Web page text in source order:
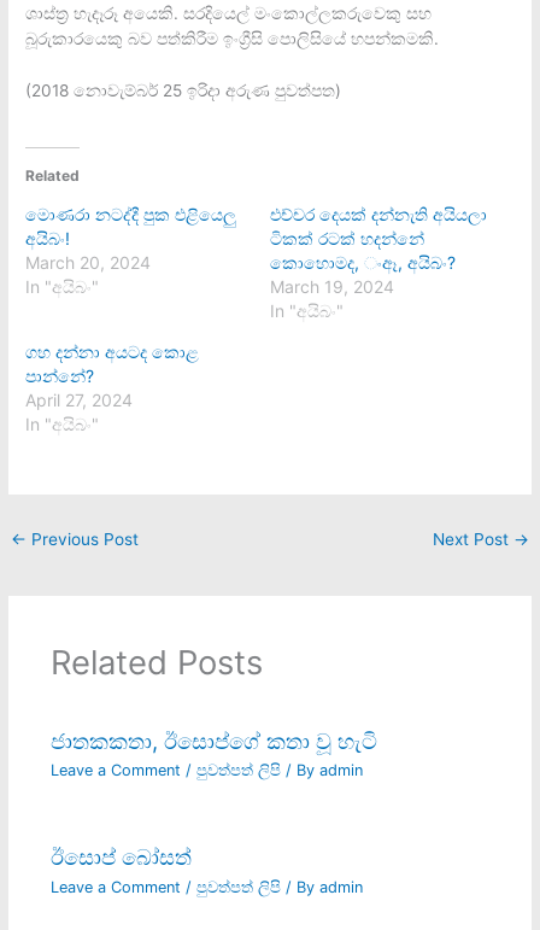
ශාස්ත්‍ර හැදෑරූ අයෙකි. සරදියෙල් මංකොල්ලකරුවෙකු සහ
බූරුකාරයෙකු බව පත්කිරීම ඉංග්‍රීසි පොලිසියේ හපන්කමකි.
(2018 නොවැම්බර් 25 ඉරිදා අරුණ පුවත්පත)
Related
මොණරා නටද්දී පුක එළියෙලු
අයිබං!
March 20, 2024
In "අයිබං"
එච්චර දෙයක් දන්නැති අයියලා
ටිකක් රටක් හදන්නේ
කොහොමද, ංඈ, අයිබං?
March 19, 2024
In "අයිබං"
ගහ දන්නා අයටද කොළ
පාන්නේ?
April 27, 2024
In "අයිබං"
← Previous Post Next Post →
Related Posts
ජාතකකතා, ඊසොප්ගේ කතා වූ හැටි
Leave a Comment / පුවත්පත් ලිපි/ By admin
ඊසොප් බෝසත්
Leave a Comment / පුවත්පත් ලිපි/ By admin